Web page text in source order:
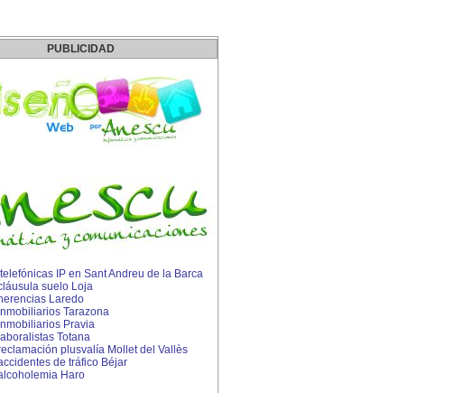
PUBLICIDAD
IP en Sant Andreu de la Barca
suelo Loja
Laredo
Tarazona
Pravia
Totana
plusvalía Mollet del Vallès
de tráfico Béjar
Haro